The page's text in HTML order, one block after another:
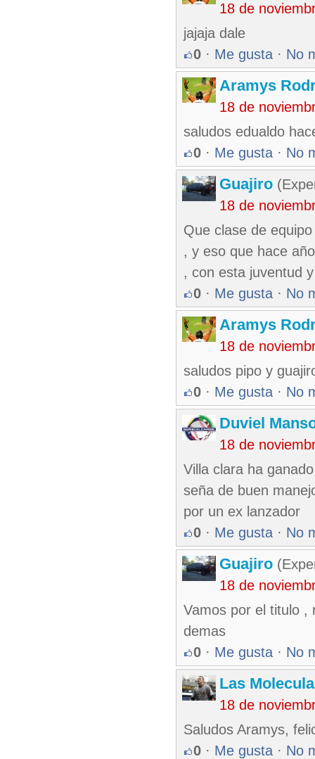
18 de
jajaja dale
0 · Me gusta · No
Aramys
18 de
saludos edualdo
0 · Me gusta · No
Guajiro
18 de
Que clase de
, y eso que hace
, con esta juventud
0 · Me gusta · No
Aramys
18 de
saludos pipo y
0 · Me gusta · No
Duviel
18 de
Villa clara ha
seña de buen
por un ex lanzador
0 · Me gusta · No
Guajiro
18 de
Vamos por el titulo ,
demas
0 · Me gusta · No
Las
18 de
Saludos Aramys,
0 · Me gusta · No